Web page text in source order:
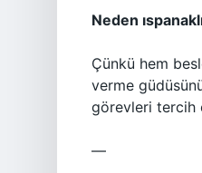
Neden
Çünkü hem
verme
görevleri tercih
—